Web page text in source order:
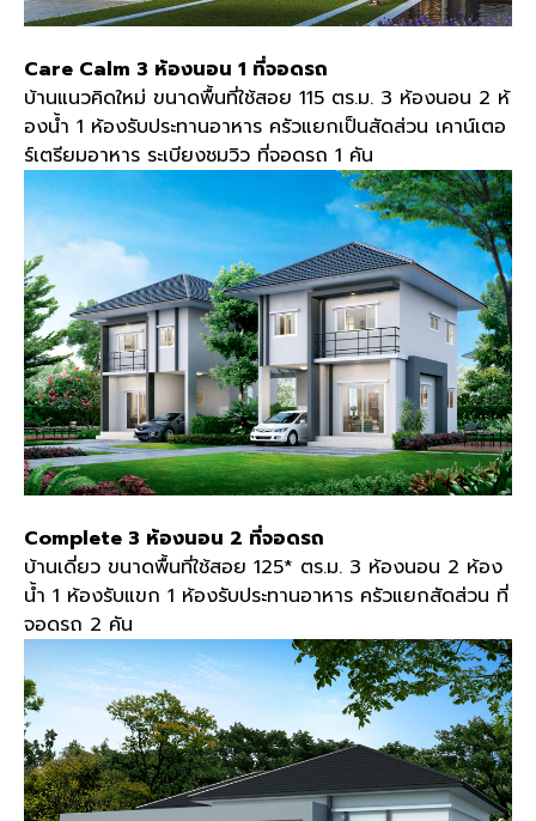
Care Calm 3 ห้องนอน 1 ที่จอดรถ
บ้านแนวคิดใหม่ ขนาดพื้นที่ใช้สอย 115 ตร.ม. 3 ห้องนอน 2 ห้
องน้ำ 1 ห้องรับประทานอาหาร ครัวแยกเป็นสัดส่วน เคาน์เตอ
ร์เตรียมอาหาร ระเบียงชมวิว ที่จอดรถ 1 คัน
Complete 3 ห้องนอน 2 ที่จอดรถ
บ้านเดี่ยว ขนาดพื้นที่ใช้สอย 125* ตร.ม. 3 ห้องนอน 2 ห้อง
น้ำ 1 ห้องรับแขก 1 ห้องรับประทานอาหาร ครัวแยกสัดส่วน ที่
จอดรถ 2 คัน